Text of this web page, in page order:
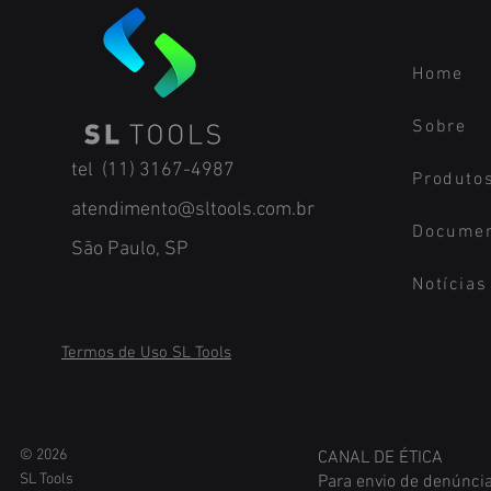
tel (11) 3167-4987
atendimento@sltools.com.br
São Paulo, SP
Termos de Uso SL Tools
© 2026
SL Tools
Home
Sobre
Produtos
Notícias
CANAL DE ÉTICA
Para envio de